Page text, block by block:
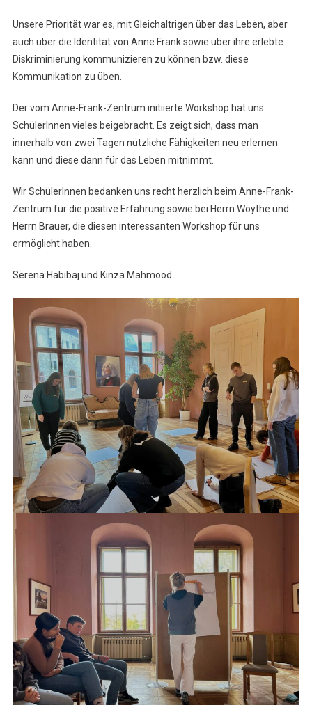
Unsere Priorität war es, mit Gleichaltrigen über das Leben, aber
auch über die Identität von Anne Frank sowie über ihre erlebte
Diskriminierung kommunizieren zu können bzw. diese
Kommunikation zu üben.
Der vom Anne-Frank-Zentrum initiierte Workshop hat uns
SchülerInnen vieles beigebracht. Es zeigt sich, dass man
innerhalb von zwei Tagen nützliche Fähigkeiten neu erlernen
kann und diese dann für das Leben mitnimmt.
Wir SchülerInnen bedanken uns recht herzlich beim Anne-Frank-
Zentrum für die positive Erfahrung sowie bei Herrn Woythe und
Herrn Brauer, die diesen interessanten Workshop für uns
ermöglicht haben.
Serena Habibaj und Kinza Mahmood